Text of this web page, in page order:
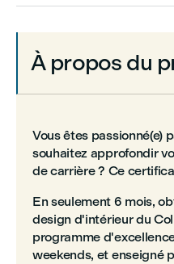
À propos du
Vous êtes passionné(e)
souhaitez approfondir
de carrière ? Ce
En seulement 6 mois,
design d'intérieur du
programme
weekends, et enseigné